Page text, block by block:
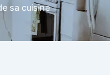
sa cuisine